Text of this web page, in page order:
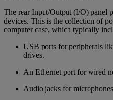
The rear Input/Output (I/O) panel
devices. This is the collection of
computer case, which typically
USB ports for peripherals
drives.
An Ethernet port for wired
Audio jacks for